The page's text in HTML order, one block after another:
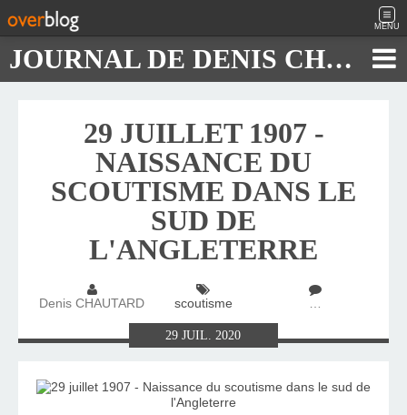
MENU
JOURNAL DE DENIS CHAUTARD
29 JUILLET 1907 -
NAISSANCE DU
SCOUTISME DANS LE
SUD DE
L'ANGLETERRE
Denis CHAUTARD scoutisme …
29JUIL.2020